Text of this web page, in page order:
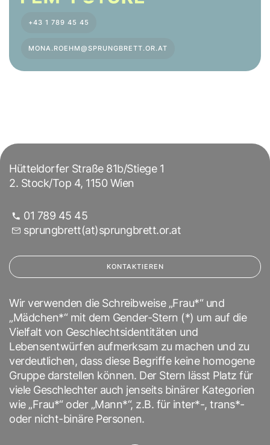
+43 1 789 45 45
MONA.ROEHM@SPRUNGBRETT.OR.AT
Hütteldorfer Straße 81b/Stiege 1
2. Stock/Top 4, 1150 Wien
01 789 45 45
sprungbrett(at)sprungbrett.or.at
KONTAKTIEREN
Wir verwenden die Schreibweise „Frau*“ und
„Mädchen*“ mit dem Gender-Stern (*) um auf die
Vielfalt von Geschlechtsidentitäten und
Lebensentwürfen aufmerksam zu machen und zu
verdeutlichen, dass diese Begriffe keine homogene
Gruppe darstellen können. Der Stern lässt Platz für
viele Geschlechter auch jenseits binärer Kategorien
wie „Frau*“ oder „Mann*“, z.B. für inter*-, trans*-
oder nicht-binäre Personen.